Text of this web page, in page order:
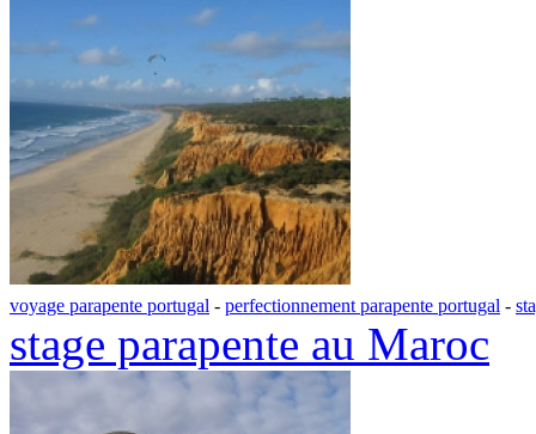
voyage parapente portugal - perfectionnement parapente portugal -
stage parapente au Maroc